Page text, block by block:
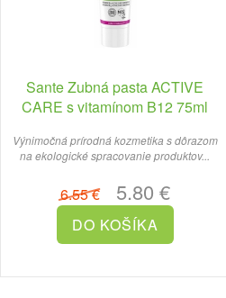
Sante Zubná pasta ACTIVE
CARE s vitamínom B12 75ml
Výnimočná prírodná kozmetika s dôrazom
na ekologické spracovanie produktov...
6.55 €5.80 €